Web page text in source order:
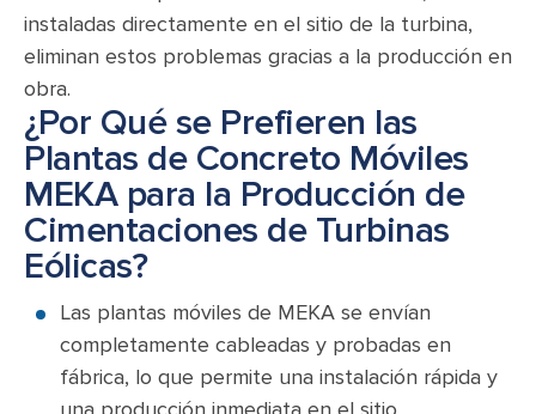
instaladas directamente en el sitio de la turbina,
eliminan estos problemas gracias a la producción en
obra.
¿Por Qué se Prefieren las
Plantas de Concreto Móviles
MEKA para la Producción de
Cimentaciones de Turbinas
Eólicas?
Las plantas móviles de MEKA se envían
completamente cableadas y probadas en
fábrica, lo que permite una instalación rápida y